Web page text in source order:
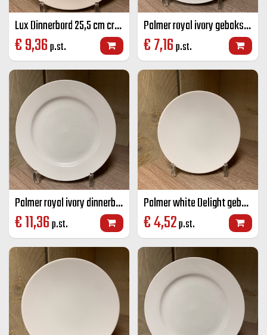
Lux Dinnerbord 25,5 cm creme
€9,36p.st.
Palmer royal ivory gebaksbord brede rand ivoor 17,5 cm
€7,16p.st.
Palmer royal ivory dinnerbord brede rand ivoor 25 cm
€11,36p.st.
Palmer white Delight gebaksbord wit 16 cm
€4,52p.st.